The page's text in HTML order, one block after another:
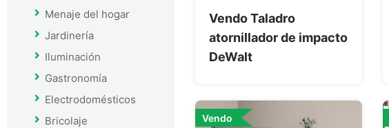
Menaje del hogar
Jardinería
Iluminación
Gastronomía
Electrodomésticos
Bricolaje
Vendo Taladro
atornillador de impacto
DeWalt
Vendo